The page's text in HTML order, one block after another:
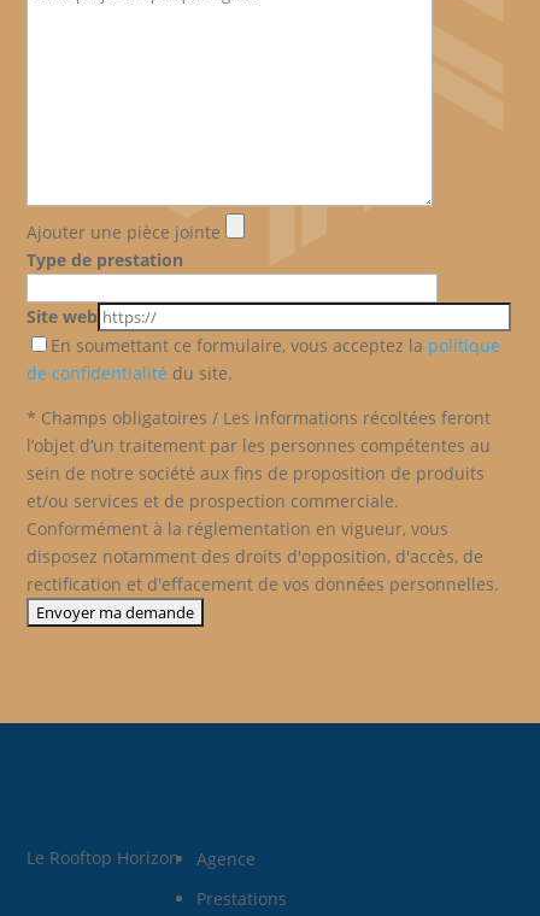
Ajouter une pièce jointe
Type de prestation
Site web
En soumettant ce formulaire, vous acceptez la politique
de confidentialité du site.
* Champs obligatoires / Les informations récoltées feront
l’objet d’un traitement par les personnes compétentes au
sein de notre société aux fins de proposition de produits
et/ou services et de prospection commerciale.
Conformément à la réglementation en vigueur, vous
disposez notamment des droits d'opposition, d'accès, de
rectification et d'effacement de vos données personnelles.
Le Rooftop Horizon
Agence
Prestations